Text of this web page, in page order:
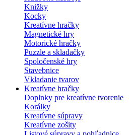
Knižky
Kocky
Kreatívne hračky
Magnetické hry
Motorické hračky
Puzzle a skladačky
Spoločenské hry
Stavebnice
Vkladanie tvarov
Kreatívne hračky
Doplnky pre kreatívne tvorenie
Korálky
Kreatívne súpravy
Kreatívne zošity